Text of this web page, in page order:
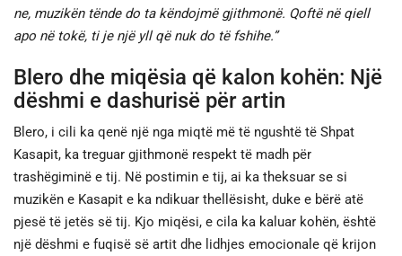
ne, muzikën tënde do ta këndojmë gjithmonë. Qoftë në qiell
apo në tokë, ti je një yll që nuk do të fshihe.”
Blero dhe miqësia që kalon kohën: Një
dëshmi e dashurisë për artin
Blero, i cili ka qenë një nga miqtë më të ngushtë të Shpat
Kasapit, ka treguar gjithmonë respekt të madh për
trashëgiminë e tij. Në postimin e tij, ai ka theksuar se si
muzikën e Kasapit e ka ndikuar thellësisht, duke e bërë atë
pjesë të jetës së tij. Kjo miqësi, e cila ka kaluar kohën, është
një dëshmi e fuqisë së artit dhe lidhjes emocionale që krijon